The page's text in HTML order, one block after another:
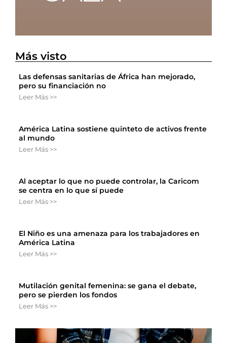
Más visto
Las defensas sanitarias de África han mejorado,
pero su financiación no
Leer Más >>
América Latina sostiene quinteto de activos frente
al mundo
Leer Más >>
Al aceptar lo que no puede controlar, la Caricom
se centra en lo que sí puede
Leer Más >>
El Niño es una amenaza para los trabajadores en
América Latina
Leer Más >>
Mutilación genital femenina: se gana el debate,
pero se pierden los fondos
Leer Más >>